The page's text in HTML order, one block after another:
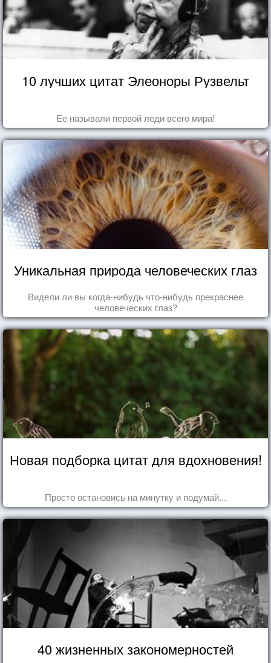
10 лучших цитат Элеоноры Рузвельт
Ее называли первой леди всего мира!
Уникальная природа человеческих глаз
Видели ли вы когда-нибудь что-нибудь прекраснее
человеческих глаз?
Новая подборка цитат для вдохновения!
Просто остановись на минутку и подумай...
40 жизненных закономерностей